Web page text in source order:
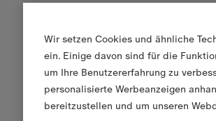
Wir setzen Cookies und ähnliche
ein. Einige davon sind für die
um Ihre Benutzererfahrung zu
personalisierte Werbeanzeigen
bereitzustellen und um unseren